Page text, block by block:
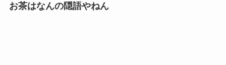
お茶はなんの隠語やねん